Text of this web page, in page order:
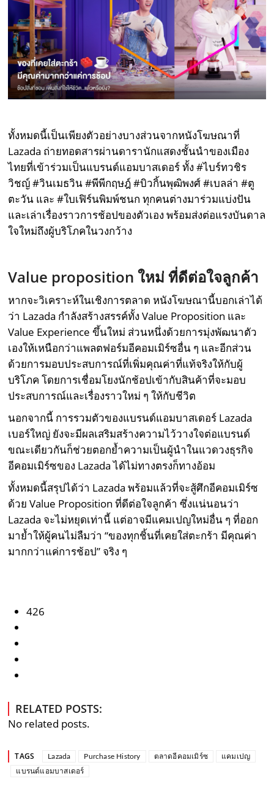
ทั้งหมดนี้เป็นเพียงตัวอย่างบางส่วนจากหนังโฆษณาที่
Lazada ถ่ายทอดสารผ่านดารานักแสดงชั้นนำของเมือง
ไทยที่เข้าร่วมเป็นแบรนด์แอมบาสเดอร์ ทั้ง #ไบร์ทวชิร
วิชญ์ #วินเมธวิน #พีพีกฤษฎ์ #บิวกิ้นพุฒิพงศ์ #เบลล่า #ตู
ตะวัน และ #ใบเฟิร์นพิมพ์ชนก ทุกคนต่างมาร่วมแบ่งปัน
และเล่าเรื่องราวการช้อปของตัวเอง พร้อมส่งต่อแรงบันดาล
ใจใหม่ถึงผู้บริโภคในวงกว้าง
Value proposition ใหม่ ที่ดีต่อใจลูกค้า
หากจะวิเคราะห์ในเชิงการตลาด หนังโฆษณานี้บอกเล่าได้
ว่า Lazada กำลังสร้างสรรค์ทั้ง Value Proposition และ
Value Experience ขึ้นใหม่ ส่วนหนึ่งด้วยการมุ่งพัฒนาตัว
เองให้เหนือกว่าแพลตฟอร์มอีคอมเมิร์ซอื่น ๆ และอีกส่วน
ด้วยการมอบประสบการณ์ที่เพิ่มคุณค่าที่แท้จริงให้กับผู้
บริโภค โดยการเชื่อมโยงนักช้อปเข้ากับสินค้าที่จะมอบ
ประสบการณ์และเรื่องราวใหม่ ๆ ให้กับชีวิต
นอกจากนี้ การรวมตัวของแบรนด์แอมบาสเดอร์ Lazada
เบอร์ใหญ่ ยังจะมีผลเสริมสร้างความไว้วางใจต่อแบรนด์
ขณะเดียวกันก็ช่วยตอกย้ำความเป็นผู้นำในแวดวงธุรกิจ
อีคอมเมิร์ซของ Lazada ได้ไม่ทางตรงก็ทางอ้อม
ทั้งหมดนี้สรุปได้ว่า Lazada พร้อมแล้วที่จะสู้ศึกอีคอมเมิร์ซ
ด้วย Value Proposition ที่ดีต่อใจลูกค้า ซึ่งแน่นอนว่า
Lazada จะไม่หยุดเท่านี้ แต่อาจมีแคมเปญใหม่อื่น ๆ ที่ออก
มาย้ำให้ผู้คนไม่ลืมว่า “ของทุกชิ้นที่เคยใส่ตะกร้า มีคุณค่า
มากกว่าแค่การช้อป” จริง ๆ
426
RELATED POSTS:
No related posts.
TAGS Lazada Purchase History ตลาดอีคอมเมิร์ซ
แคมเปญ
แบรนด์แอมบาสเดอร์